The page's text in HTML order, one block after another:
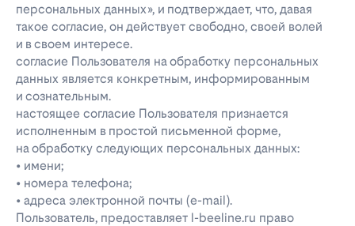
персональных данных», и подтверждает, что, давая
такое согласие, он действует свободно, своей волей
и в своем интересе.
согласие Пользователя на обработку персональных
данных является конкретным, информированным
и сознательным.
настоящее согласие Пользователя признается
исполненным в простой письменной форме,
на обработку следующих персональных данных:
• имени;
• номера телефона;
• адреса электронной почты (e-mail).
Пользователь, предоставляет l-beeline.ru право